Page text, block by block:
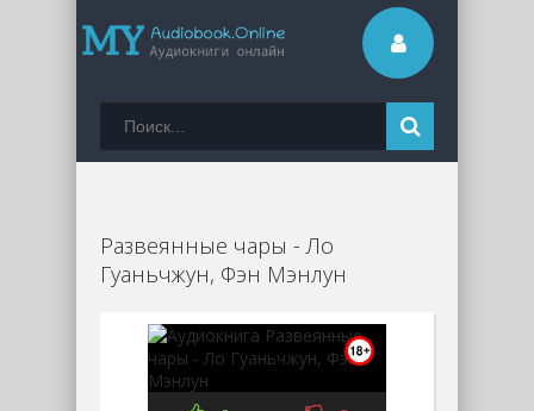
Развеянные чары - Ло
Гуаньчжун, Фэн Мэнлун